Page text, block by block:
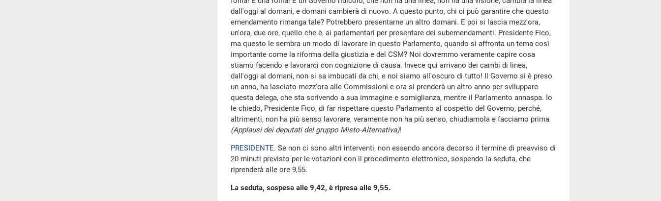
dall'oggi al domani, e domani cambierà di nuovo. A questo punto, chi ci può garantire che questo
emendamento rimanga tale? Potrebbero presentarne un altro domani. E poi si lascia mezz'ora,
un'ora, due ore, quello che è, ai parlamentari per presentare dei subemendamenti. Presidente Fico,
ma questo le sembra un modo di lavorare in questo Parlamento, quando si affronta un tema così
importante come la riforma della giustizia e del CSM? Noi dovremmo veramente capire cosa
stiamo facendo e lavorarci con cognizione di causa. Invece qui arrivano dei cambi di linea,
dall'oggi al domani, non si sa imbucati da chi, e noi siamo all'oscuro di tutto! Il Governo si è preso
un anno, ha lasciato mezz'ora alle Commissioni e ora si prenderà un altro anno per sviluppare
questa delega, che sta scrivendo a sua immagine e somiglianza, mentre il Parlamento annaspa. Io
le chiedo, Presidente Fico, di far rispettare questo Parlamento al cospetto del Governo, perché,
altrimenti, non ha più senso lavorare, veramente non ha più senso, chiudiamola e facciamo prima
(Applausi dei deputati del gruppo Misto-Alternativa)!
PRESIDENTE. Se non ci sono altri interventi, non essendo ancora decorso il termine di preavviso di
20 minuti previsto per le votazioni con il procedimento elettronico, sospendo la seduta, che
riprenderà alle ore 9,55.
La seduta, sospesa alle 9,42, è ripresa alle 9,55.